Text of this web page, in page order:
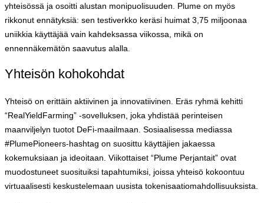
yhteisössä ja osoitti alustan monipuolisuuden. Plume on myös
rikkonut ennätyksiä: sen testiverkko keräsi huimat 3,75 miljoonaa
uniikkia käyttäjää vain kahdeksassa viikossa, mikä on
ennennäkemätön saavutus alalla.
Yhteisön kohokohdat
Yhteisö on erittäin aktiivinen ja innovatiivinen. Eräs ryhmä kehitti
“RealYieldFarming” -sovelluksen, joka yhdistää perinteisen
maanviljelyn tuotot DeFi-maailmaan. Sosiaalisessa mediassa
#PlumePioneers-hashtag on suosittu käyttäjien jakaessa
kokemuksiaan ja ideoitaan. Viikottaiset “Plume Perjantait” ovat
muodostuneet suosituiksi tapahtumiksi, joissa yhteisö kokoontuu
virtuaalisesti keskustelemaan uusista tokenisaatiomahdollisuuksista.